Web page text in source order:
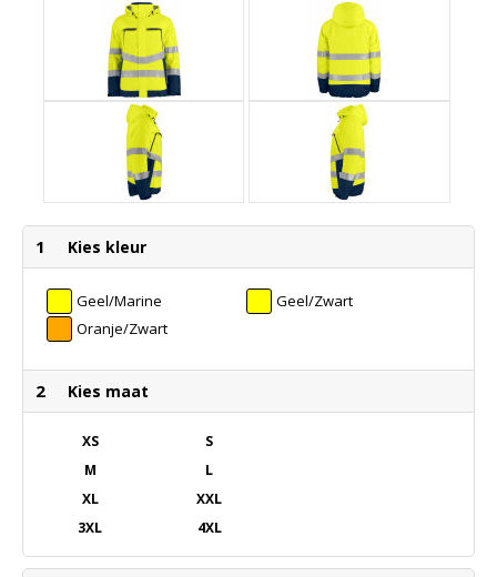
1 Kies kleur
Geel/Marine
Geel/Zwart
Oranje/Zwart
2 Kies maat
XS
S
M
L
XL
XXL
3XL
4XL